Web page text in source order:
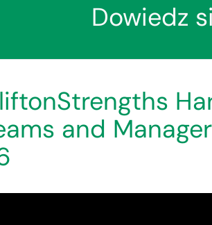
Dowiedz
and